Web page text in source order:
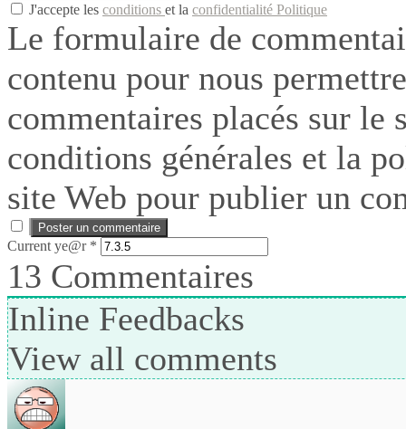
J'accepte les conditions et la confidentialité Politique
Le formulaire de
contenu pour nous
commentaires placés sur
conditions générales et la
site Web pour publier un
Current ye@r *
13 Commentaires
Inline Feedbacks
View all comments